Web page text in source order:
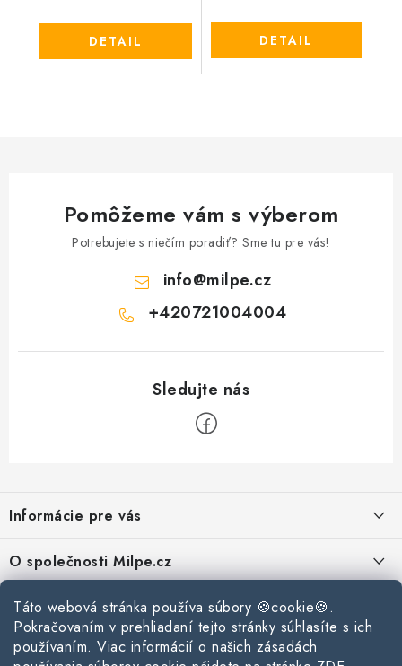
Táto webová stránka používa súbory 🍪cookie🍪.
Pokračovaním v prehliadaní tejto stránky súhlasíte s ich
používaním. Viac informácií o našich zásadách
DETAIL DETAIL
Pomôžeme vám s výberom
Potrebujete s niečím poradiť? Sme tu pre vás!
info@milpe.cz
+420721004004
p
ä
t
Informácie pre vás
Zásady používania súborov cookie
Podmínky ochrany osobních údajů
Obchodní podmínky
O společnosti Milpe.cz
O spoločnosti Milpe
Kontakty
Kontaktné informácie
Stavebný blog